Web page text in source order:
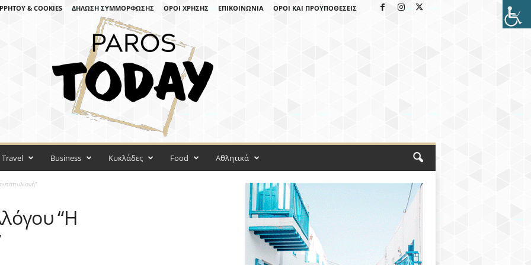
& COOKIES ΔΉΛΩΣΗ ΣΥΜΜΌΡΦΩΣΗΣ ΌΡΟΙ ΧΡΉΣΗΣ ΕΠΙΚΟΙΝΩΝΊΑ ΌΡΟΙ ΚΑΙ ΠΡΟΫΠΟΘΈΣΕΙΣ
Travel Business Κυκλάδες Food Αθλητικά
“Η